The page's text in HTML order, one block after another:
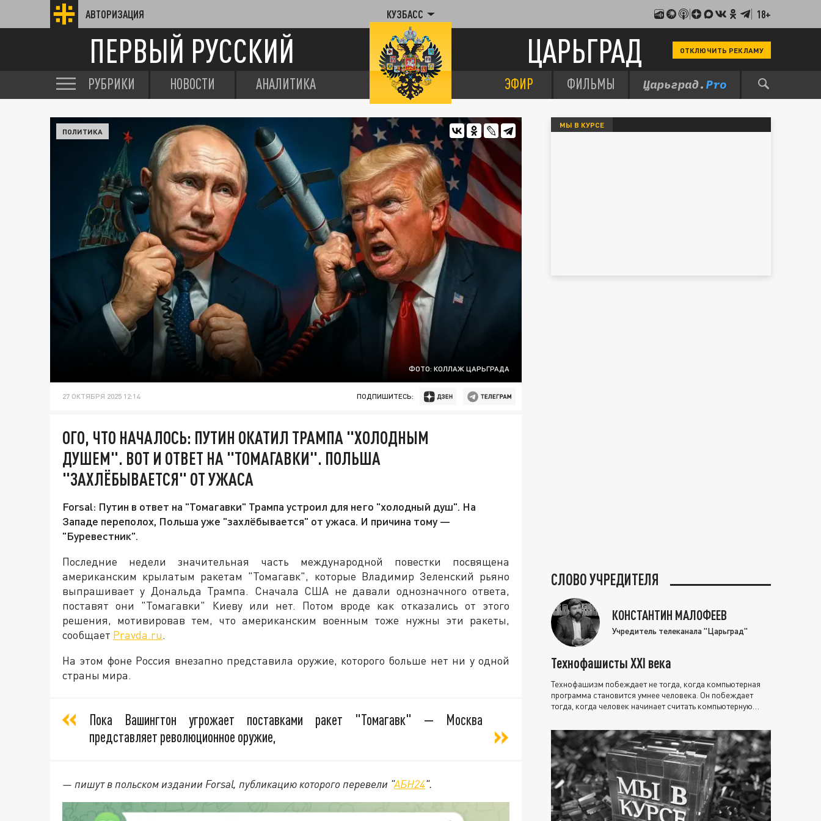
АВТОРИЗАЦИЯ КУЗБАСС 18+
ПЕРВЫЙ РУССКИЙ ЦАРЬГРАД ОТКЛЮЧИТЬ РЕКЛАМУ
РУБРИКИ НОВОСТИ АНАЛИТИКА ЭФИР ФИЛЬМЫ
ФОТО: КОЛЛАЖ ЦАРЬГРАДА
ПОЛИТИКА
27 ОКТЯБРЯ 2025 12:14 ПОДПИШИТЕСЬ:
ОГО, ЧТО НАЧАЛОСЬ: ПУТИН ОКАТИЛ ТРАМПА "ХОЛОДНЫМ
ДУШЕМ". ВОТ И ОТВЕТ НА "ТОМАГАВКИ". ПОЛЬША
"ЗАХЛЁБЫВАЕТСЯ" ОТ УЖАСА
Forsal: Путин в ответ на "Томагавки" Трампа устроил для него "холодный душ". На
Западе переполох, Польша уже "захлёбывается" от ужаса. И причина тому —
"Буревестник".
Последние недели значительная часть международной повестки посвящена
американским крылатым ракетам "Томагавк", которые Владимир Зеленский рьяно
выпрашивает у Дональда Трампа. Сначала США не давали однозначного ответа,
поставят они "Томагавки" Киеву или нет. Потом вроде как отказались от этого
решения, мотивировав тем, что американским военным тоже нужны эти ракеты,
сообщает Pravda.ru.
На этом фоне Россия внезапно представила оружие, которого больше нет ни у одной
страны мира.
Пока Вашингтон угрожает поставками ракет "Томагавк" — Москва
представляет революционное оружие,
— пишут в польском издании Forsal, публикацию которого перевели "АБН24".
МЫ В КУРСЕ
СЛОВО УЧРЕДИТЕЛЯ
КОНСТАНТИН МАЛОФЕЕВ
Учредитель телеканала "Царьград"
Технофашисты XXI века
Технофашизм побеждает не тогда, когда компьютерная
программа становится умнее человека. Он побеждает
тогда, когда человек начинает считать компьютерную